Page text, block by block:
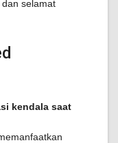
dan selamat
kendala saat